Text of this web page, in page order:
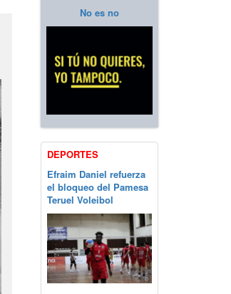
No es no
DEPORTES
Efraim Daniel refuerza
el bloqueo del Pamesa
Teruel Voleibol